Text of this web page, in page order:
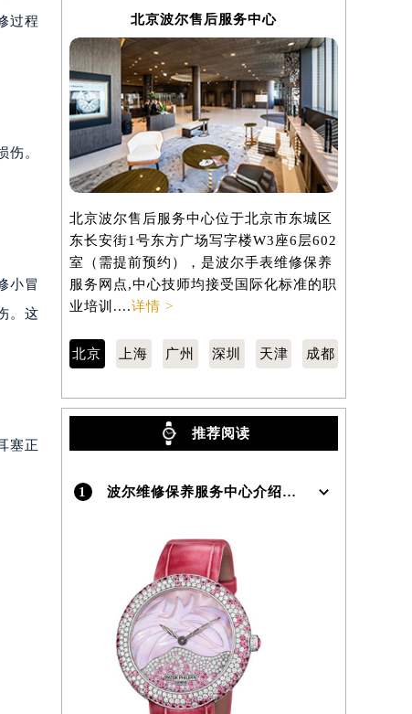
过程
伤。
小冒
。这
塞正
北京波尔售后服务中心
北京波尔售后服务中心位于北京市东城区
东长安街1号东方广场写字楼W3座6层602
室（需提前预约），是波尔手表维修保养
服务网点,中心技师均接受国际化标准的职
业培训....详情 >
北京 上海 广州 深圳 天津 成都
推荐阅读
1 波尔维修保养服务中心介绍 | Lange